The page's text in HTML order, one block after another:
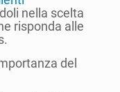
nella scelta
risponda alle
del